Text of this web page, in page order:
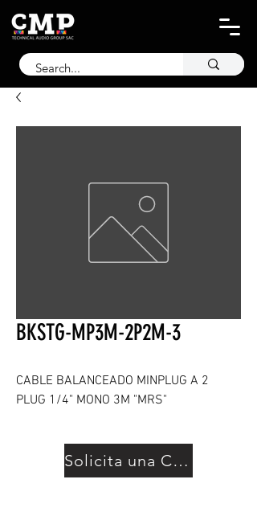
BKSTG-MP3M-2P2M-3
CABLE BALANCEADO MINPLUG A 2
PLUG 1/4" MONO 3M "MRS"
Solicita una Cotización